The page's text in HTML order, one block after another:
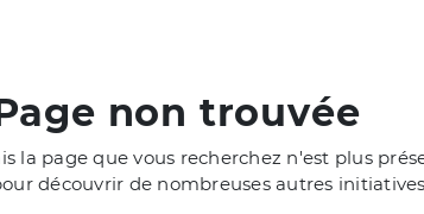
non trouvée
la page que vous recherchez n'est plus
découvrir de nombreuses autres